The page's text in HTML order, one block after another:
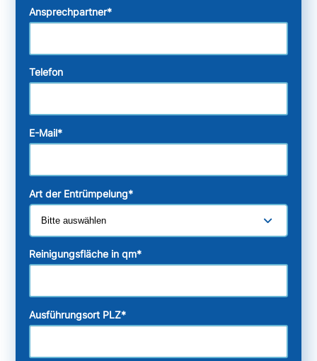
Ansprechpartner*
Telefon
E-Mail*
Art der Entrümpelung*
Reinigungsfläche in qm*
Ausführungsort PLZ*